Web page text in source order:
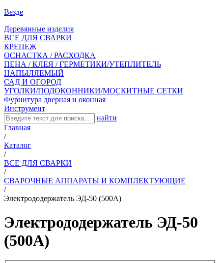
Везде
Деревянные изделия
ВСЕ ДЛЯ СВАРКИ
КРЕПЕЖ
ОСНАСТКА / РАСХОДКА
ПЕНА / КЛЕЯ / ГЕРМЕТИКИ/УТЕПЛИТЕЛЬ
НАПЫЛЯЕМЫЙ
САД И ОГОРОД
УГОЛКИ/ПОДОКОННИКИ/МОСКИТНЫЕ СЕТКИ
Фурнитура дверная и оконная
Инструмент
найти
Главная
/
Каталог
/
ВСЕ ДЛЯ СВАРКИ
/
СВАРОЧНЫЕ АППАРАТЫ И КОМПЛЕКТУЮЩИЕ
/
Электрододержатель ЭД-50 (500А)
Электрододержатель ЭД-50
(500А)